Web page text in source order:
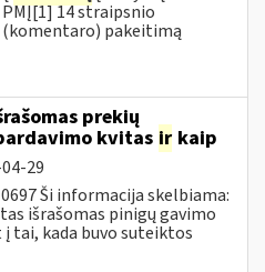
14 straipsnio
pakeitimą
prekių
kvitas ir kaip
29
Ši informacija skelbiama:
išrašomas pinigų gavimo
tai, kada buvo suteiktos